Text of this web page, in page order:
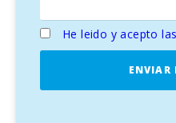
He leido y acepto
ENVIAR